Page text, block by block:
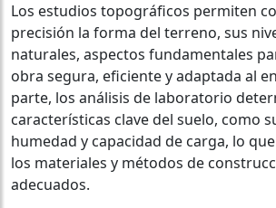
Los estudios topográficos permiten
precisión la forma del terreno, sus
naturales, aspectos fundamentales
obra segura, eficiente y adaptada al
parte, los análisis de laboratorio
características clave del suelo, como
humedad y capacidad de carga, lo
los materiales y métodos de
adecuados.